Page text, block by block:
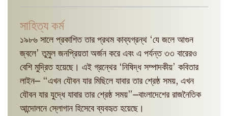
সাহিত্য কর্ম
১৯৮৬ সালে প্রকাশিত তার প্রথম কাব্যগ্রন্থ ‘যে জলে আগুন
জ্বলে’ তুমুল জনপ্রিয়তা অর্জন করে এবং এ পর্যন্ত ৩৩ বারেরও
বেশি মুদ্রিত হয়েছে। এই গ্রন্থের ‘নিষিদ্ধ সম্পাদকীয়’ কবিতার
লাইন— “এখন যৌবন যার মিছিলে যাবার তার শ্রেষ্ঠ সময়, এখন
যৌবন যার যুদ্ধে যাবার তার শ্রেষ্ঠ সময়”—বাংলাদেশের রাজনৈতিক
আন্দোলনে স্লোগান হিসেবে ব্যবহৃত হয়েছে।